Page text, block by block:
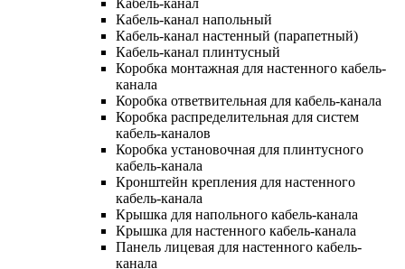
Кабель-канал напольный
Кабель-канал настенный (парапетный)
Кабель-канал плинтусный
Коробка монтажная для настенного кабель-
канала
Коробка ответвительная для кабель-канала
Коробка распределительная для систем
кабель-каналов
Коробка установочная для плинтусного
кабель-канала
Кронштейн крепления для настенного
кабель-канала
Крышка для напольного кабель-канала
Крышка для настенного кабель-канала
Панель лицевая для настенного кабель-
канала